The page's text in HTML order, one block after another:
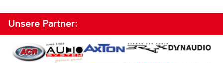
Unsere Partner: